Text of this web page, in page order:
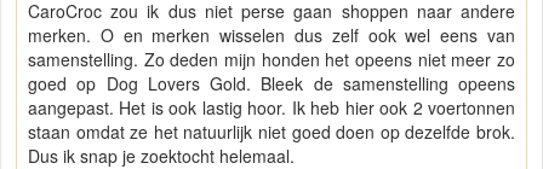
CaroCroc zou ik dus niet perse gaan shoppen naar andere
merken. O en merken wisselen dus zelf ook wel eens van
samenstelling. Zo deden mijn honden het opeens niet meer zo
goed op Dog Lovers Gold. Bleek de samenstelling opeens
aangepast. Het is ook lastig hoor. Ik heb hier ook 2 voertonnen
staan omdat ze het natuurlijk niet goed doen op dezelfde brok.
Dus ik snap je zoektocht helemaal.